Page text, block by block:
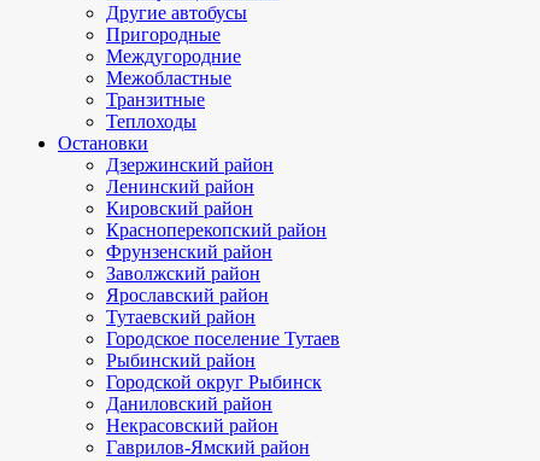
Другие автобусы
Пригородные
Междугородние
Межобластные
Транзитные
Теплоходы
Остановки
Дзержинский район
Ленинский район
Кировский район
Красноперекопский район
Фрунзенский район
Заволжский район
Ярославский район
Тутаевский район
Городское поселение Тутаев
Рыбинский район
Городской округ Рыбинск
Даниловский район
Некрасовский район
Гаврилов-Ямский район